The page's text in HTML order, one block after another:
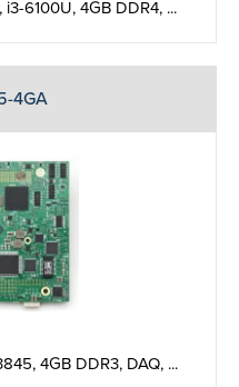
6100U, 4GB DDR4, ...
4GA
4GB DDR3, DAQ, ...